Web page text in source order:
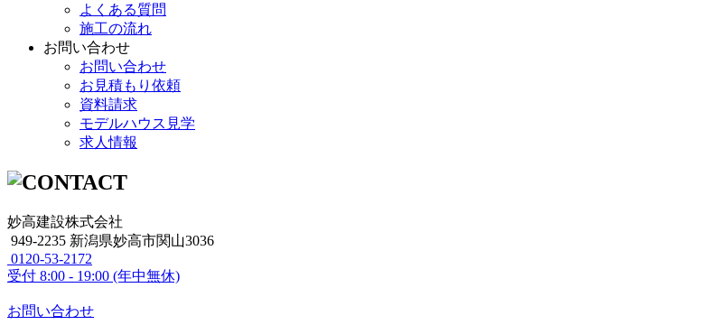
よくある質問
施工の流れ
お問い合わせ
お問い合わせ
お見積もり依頼
資料請求
モデルハウス見学
求人情報
妙高建設株式会社
949-2235 新潟県妙高市関山3036
0120-53-2172
受付 8:00 - 19:00 (年中無休)
お問い合わせ